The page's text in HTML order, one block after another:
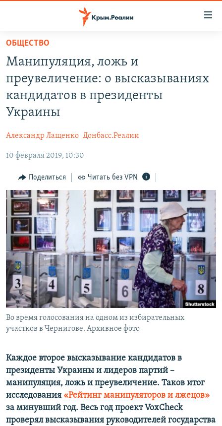
Вернуться
основному
содержанию
Вернутся
главной
Вернутся
СПЕЦПРОЕКТЫ
ВОДА
ИСТОРИЯ
ИНТЕРАКТИВ
ИНФОГРАФИКА
ТЕЛЕПРОЕКТ КРЫМ.РЕАЛИИ
СОВЕТЫ ПРАВОЗАЩИТНИКОВ
ПРОПАВШИЕ БЕЗ ВЕСТИ
ПОБЕДИТЕЛЕЙ НЕ СУДЯТ?
КРЫМ.НЕПОКОРЕННЫЙ
ELIFBE
УКРАИНСКАЯ ПРОБЛЕМА КРЫМА
РАДІО СВОБОДА
КАК ОБОЙТИ БЛОКИРОВКУ
Qırımtatar
ПРИСОЕДИНЯЙТЕСЬ!
Все сайты RFE/RL
ОБЩЕСТВО
Манипуляция, ложь и
преувеличение: о высказываниях
кандидатов в президенты
Украины
Александр Лащенко Донбасс.Реалии
10 февраля 2019, 10:30
Поделиться Читать без VPN
Во время голосования на одном из избирательных
участков в Чернигове. Архивное фото
Каждое второе высказывание кандидатов в
президенты Украины и лидеров партий –
манипуляция, ложь и преувеличение. Таков итог
исследования «Рейтинг манипуляторов и лжецов»
за минувший год. Весь год проект VoxCheck
проверял высказывания руководителей государства